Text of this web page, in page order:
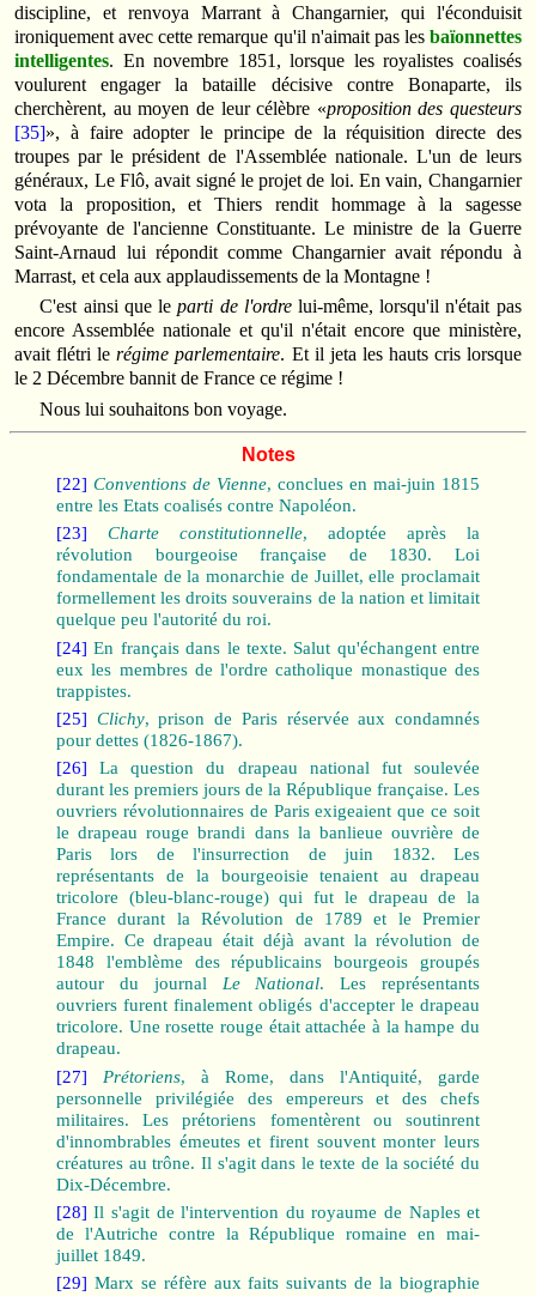
discipline, et renvoya Marrant à Changarnier, qui l'éconduisit
ironiquement avec cette remarque qu'il n'aimait pas les baïonnettes
intelligentes. En novembre 1851, lorsque les royalistes coalisés
voulurent engager la bataille décisive contre Bonaparte, ils
cherchèrent, au moyen de leur célèbre «proposition des questeurs
[35]», à faire adopter le principe de la réquisition directe des
troupes par le président de l'Assemblée nationale. L'un de leurs
généraux, Le Flô, avait signé le projet de loi. En vain, Changarnier
vota la proposition, et Thiers rendit hommage à la sagesse
prévoyante de l'ancienne Constituante. Le ministre de la Guerre
Saint-Arnaud lui répondit comme Changarnier avait répondu à
Marrast, et cela aux applaudissements de la Montagne !
C'est ainsi que leparti de l'ordrelui-même, lorsqu'il n'était pas
encore Assemblée nationale et qu'il n'était encore que ministère,
avait flétri lerégime parlementaire. Et il jeta les hauts cris lorsque
le 2 Décembre bannit de France ce régime !
Nous lui souhaitons bon voyage.
Notes
[22] Conventions de Vienne, conclues en mai-juin 1815
entre les Etats coalisés contre Napoléon.
[23]
Charte constitutionnelle, adoptée après la
révolution bourgeoise française de 1830. Loi
fondamentale de la monarchie de Juillet, elle proclamait
formellement les droits souverains de la nation et limitait
quelque peu l'autorité du roi.
[24] En français dans le texte. Salut qu'échangent entre
eux les membres de l'ordre catholique monastique des
trappistes.
[25] Clichy, prison de Paris réservée aux condamnés
pour dettes (1826-1867).
[26] La question du drapeau national fut soulevée
durant les premiers jours de la République française. Les
ouvriers révolutionnaires de Paris exigeaient que ce soit
le drapeau rouge brandi dans la banlieue ouvrière de
Paris lors de l'insurrection de juin 1832. Les
représentants de la bourgeoisie tenaient au drapeau
tricolore (bleu-blanc-rouge) qui fut le drapeau de la
France durant la Révolution de 1789 et le Premier
Empire. Ce drapeau était déjà avant la révolution de
1848 l'emblème des républicains bourgeois groupés
autour du journal Le National. Les représentants
ouvriers furent finalement obligés d'accepter le drapeau
tricolore. Une rosette rouge était attachée à la hampe du
drapeau.
[27]
Prétoriens, à Rome, dans l'Antiquité, garde
personnelle privilégiée des empereurs et des chefs
militaires. Les prétoriens fomentèrent ou soutinrent
d'innombrables émeutes et firent souvent monter leurs
créatures au trône. Il s'agit dans le texte de la société du
Dix-Décembre.
[28] Il s'agit de l'intervention du royaume de Naples et
de l'Autriche contre la République romaine en mai-
juillet 1849.
[29] Marx se réfère aux faits suivants de la biographie